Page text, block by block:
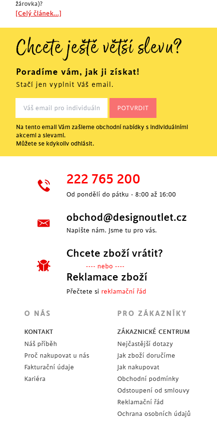
žárovka)?
[Celý článek...]
Chcete ještě větší slevu?
Poradíme vám, jak ji získat!
Stačí jen vyplnit Váš email.
Na tento email Vám zašleme obchodní nabídky s individuálními
akcemi a slevami.
Můžete se kdykoliv odhlásit.
222 765 200
Od pondělí do pátku - 8:00 až 16:00
obchod@designoutlet.cz
Napište nám. Jsme tu pro vás.
Chcete zboží vrátit?
---- nebo ----
Reklamace zboží
Přečtete si reklamační řád
O NÁS
KONTAKT
Náš příběh
Proč nakupovat u nás
Fakturační údaje
Kariéra
PRO ZÁKAZNÍKY
ZÁKAZNICKÉ CENTRUM
Nejčastější dotazy
Jak zboží doručíme
Jak nakupovat
Obchodní podmínky
Odstoupení od smlouvy
Reklamační řád
Ochrana osobních údajů